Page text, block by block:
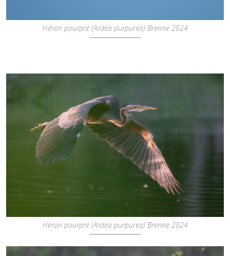
Héron pourpré (Ardea purpurea) Brenne 2024
Héron pourpré (Ardea purpurea) Brenne 2024